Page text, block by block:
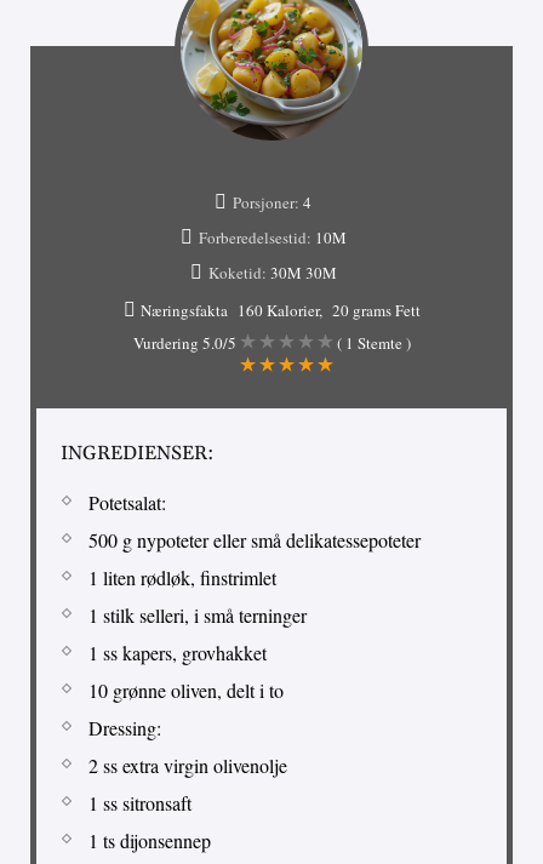
Porsjoner: 4
Forberedelsestid: 10M
Koketid: 30M 30M
Næringsfakta 160 Kalorier
20 grams Fett
Vurdering 5.0/5 ( 1 Stemte )
INGREDIENSER:
Potetsalat:
500 g nypoteter eller små delikatessepoteter
1 liten rødløk, finstrimlet
1 stilk selleri, i små terninger
1 ss kapers, grovhakket
10 grønne oliven, delt i to
Dressing:
2 ss extra virgin olivenolje
1 ss sitronsaft
1 ts dijonsennep